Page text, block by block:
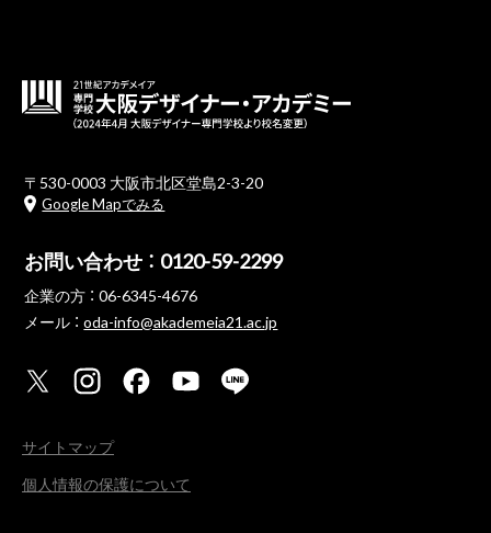
〒530-0003 大阪市北区堂島2-3-20
Google Mapでみる
お問い合わせ ： 0120-59-2299
企業の方 ： 06-6345-4676
メール ：oda-info@akademeia21.ac.jp
サイトマップ
個人情報の保護について